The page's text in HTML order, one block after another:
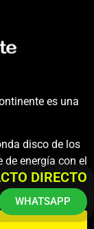
es una
disco de los
energía con el
DIRECTO
WHATSAPP